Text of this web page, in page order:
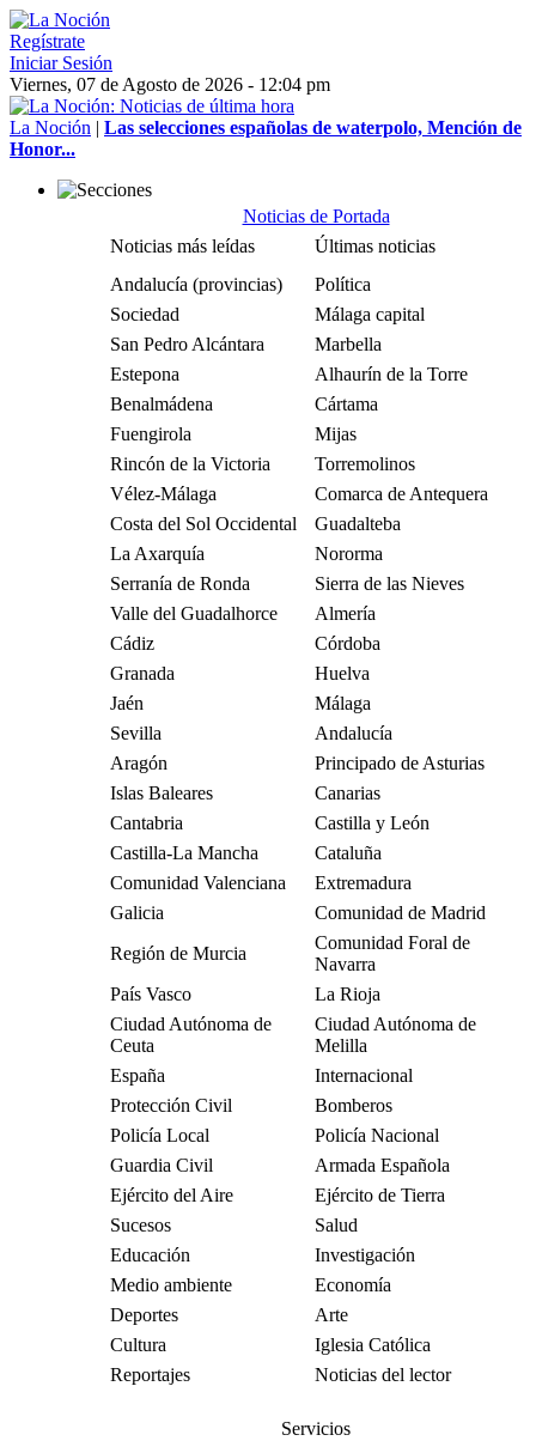
Regístrate
Iniciar Sesión
Viernes, 07 de Agosto de 2026 - 12:04 pm
La Noción | Las selecciones españolas de waterpolo, Mención de
Honor...
Noticias de Portada
Noticias más leídas
Últimas noticias
Andalucía (provincias)
Política
Sociedad
Málaga capital
San Pedro Alcántara
Marbella
Estepona
Alhaurín de la Torre
Benalmádena
Cártama
Fuengirola
Mijas
Rincón de la Victoria
Torremolinos
Vélez-Málaga
Comarca de Antequera
Costa del Sol Occidental
Guadalteba
La Axarquía
Nororma
Serranía de Ronda
Sierra de las Nieves
Valle del Guadalhorce
Almería
Cádiz
Córdoba
Granada
Huelva
Jaén
Málaga
Sevilla
Andalucía
Aragón
Principado de Asturias
Islas Baleares
Canarias
Cantabria
Castilla y León
Castilla-La Mancha
Cataluña
Comunidad Valenciana
Extremadura
Galicia
Comunidad de Madrid
Región de Murcia
Comunidad Foral de
Navarra
País Vasco
La Rioja
Ciudad Autónoma de
Ceuta
Ciudad Autónoma de
Melilla
España
Internacional
Protección Civil
Bomberos
Policía Local
Policía Nacional
Guardia Civil
Armada Española
Ejército del Aire
Ejército de Tierra
Sucesos
Salud
Educación
Investigación
Medio ambiente
Economía
Deportes
Arte
Cultura
Iglesia Católica
Reportajes
Noticias del lector
Servicios